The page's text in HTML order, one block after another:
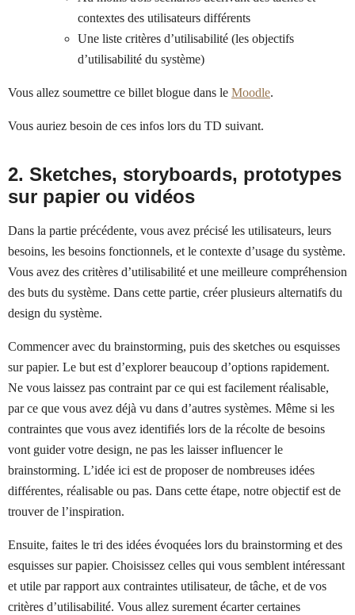
contextes des utilisateurs différents
Une liste critères d’utilisabilité (les objectifs
d’utilisabilité du système)
Vous allez soumettre ce billet blogue dans le Moodle.
Vous auriez besoin de ces infos lors du TD suivant.
2. Sketches, storyboards, prototypes
sur papier ou vidéos
Dans la partie précédente, vous avez précisé les utilisateurs, leurs
besoins, les besoins fonctionnels, et le contexte d’usage du système.
Vous avez des critères d’utilisabilité et une meilleure compréhension
des buts du système. Dans cette partie, créer plusieurs alternatifs du
design du système.
Commencer avec du brainstorming, puis des sketches ou esquisses
sur papier. Le but est d’explorer beaucoup d’options rapidement.
Ne vous laissez pas contraint par ce qui est facilement réalisable,
par ce que vous avez déjà vu dans d’autres systèmes. Même si les
contraintes que vous avez identifiés lors de la récolte de besoins
vont guider votre design, ne pas les laisser influencer le
brainstorming. L’idée ici est de proposer de nombreuses idées
différentes, réalisable ou pas. Dans cette étape, notre objectif est de
trouver de l’inspiration.
Ensuite, faites le tri des idées évoquées lors du brainstorming et des
esquisses sur papier. Choisissez celles qui vous semblent intéressant
et utile par rapport aux contraintes utilisateur, de tâche, et de vos
critères d’utilisabilité. Vous allez surement écarter certaines